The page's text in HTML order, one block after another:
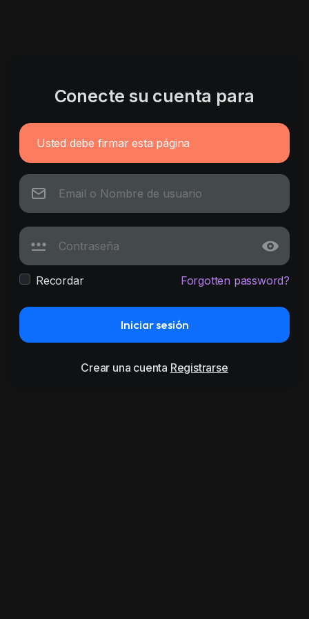
Conecte su cuenta para
Usted debe firmar esta página
Recordar Forgotten password?
Iniciar sesión
Crear una cuenta Registrarse